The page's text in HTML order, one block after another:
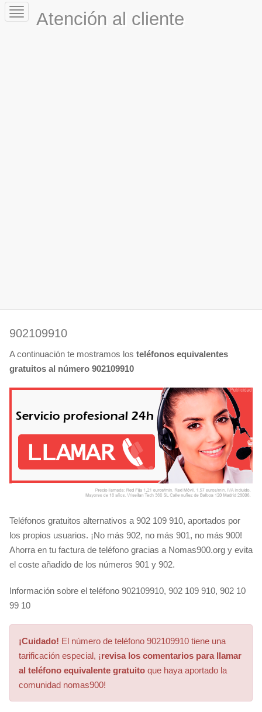
Toggle
navigationAtención al cliente
902109910
A continuación te mostramos los teléfonos equivalentes
gratuitos al número 902109910
Teléfonos gratuitos alternativos a 902 109 910, aportados por
los propios usuarios. ¡No más 902, no más 901, no más 900!
Ahorra en tu factura de teléfono gracias a Nomas900.org y evita
el coste añadido de los números 901 y 902.
Información sobre el teléfono 902109910, 902 109 910, 902 10
99 10
¡Cuidado! El número de teléfono 902109910 tiene una
tarificación especial, ¡revisa los comentarios para llamar
al teléfono equivalente gratuito que haya aportado la
comunidad nomas900!